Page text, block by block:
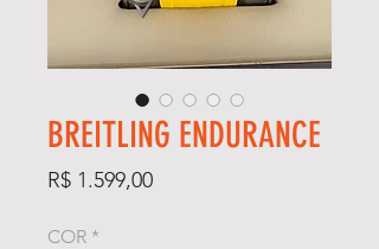
BREITLING ENDURANCE
R$ 1.599,00Preço
COR *